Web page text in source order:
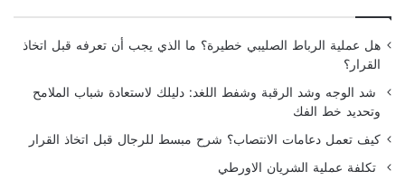
هل عملية الرباط الصليبي خطيرة؟ ما الذي يجب أن تعرفه قبل اتخاذ
القرار؟
شد الوجه وشد الرقبة وشفط اللغد: دليلك لاستعادة شباب الملامح
وتحديد خط الفك
كيف تعمل دعامات الانتصاب؟ شرح مبسط للرجال قبل اتخاذ القرار
تكلفة عملية الشريان الاورطي